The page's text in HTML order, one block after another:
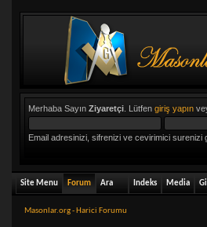
Merhaba Sayın Ziyaretçi. Lütfen giriş yapın
Email adresinizi, sifrenizi ve cevirimici surenizi
Site Menu Forum Ara Indeks Media
Masonlar.org - Harici Forumu